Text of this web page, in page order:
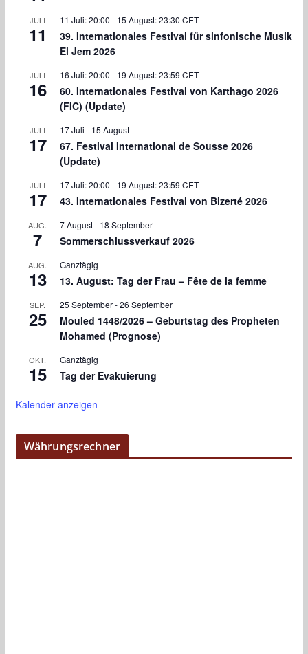
JULI
11
11 Juli: 20:00 - 15 August: 23:30 CET
39. Internationales Festival für sinfonische Musik
El Jem 2026
JULI
16
16 Juli: 20:00 - 19 August: 23:59 CET
60. Internationales Festival von Karthago 2026
(FIC) (Update)
JULI
17
17 Juli - 15 August
67. Festival International de Sousse 2026
(Update)
JULI
17
17 Juli: 20:00 - 19 August: 23:59 CET
43. Internationales Festival von Bizerté 2026
AUG.
7
7 August- 18 September
Sommerschlussverkauf 2026
AUG.
13
Ganztägig
13. August: Tag der Frau – Fête de la femme
SEP.
25
25 September-26 September
Mouled 1448/2026 – Geburtstag des Propheten
Mohamed (Prognose)
OKT.
15
Ganztägig
Tag der Evakuierung
Kalender anzeigen
Währungsrechner